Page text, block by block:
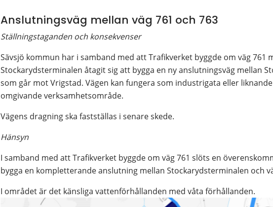
Anslutningsväg mellan väg 761 och 763
Ställningstaganden och konsekvenser
Sävsjö kommun har i samband med att Trafikverket byggde om väg 761
Stockarydsterminalen åtagit sig att bygga en ny anslutningsväg mellan
som går mot Vrigstad. Vägen kan fungera som industrigata eller
omgivande verksamhetsområde.
Vägens dragning ska fastställas i senare skede.
Hänsyn
I samband med att Trafikverket byggde om väg 761 slöts en
bygga en kompletterande anslutning mellan Stockarydsterminalen och
I området är det känsliga vattenförhållanden med våta förhållanden.